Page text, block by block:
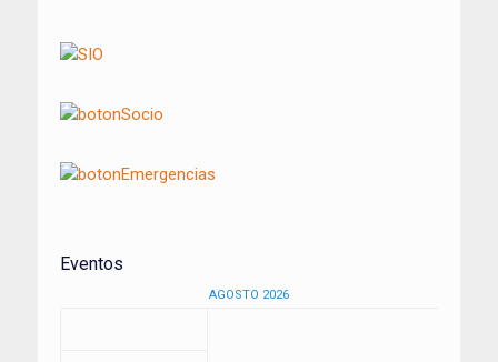
Eventos
AGOSTO 2026